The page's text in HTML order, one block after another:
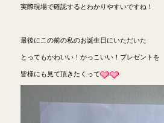
実際現場で確認するとわかりやすいですね！
最後にこの前の私のお誕生日にいただいた
とってもかわいい！かっこいい！プレゼントを
皆様にも見て頂きたくって